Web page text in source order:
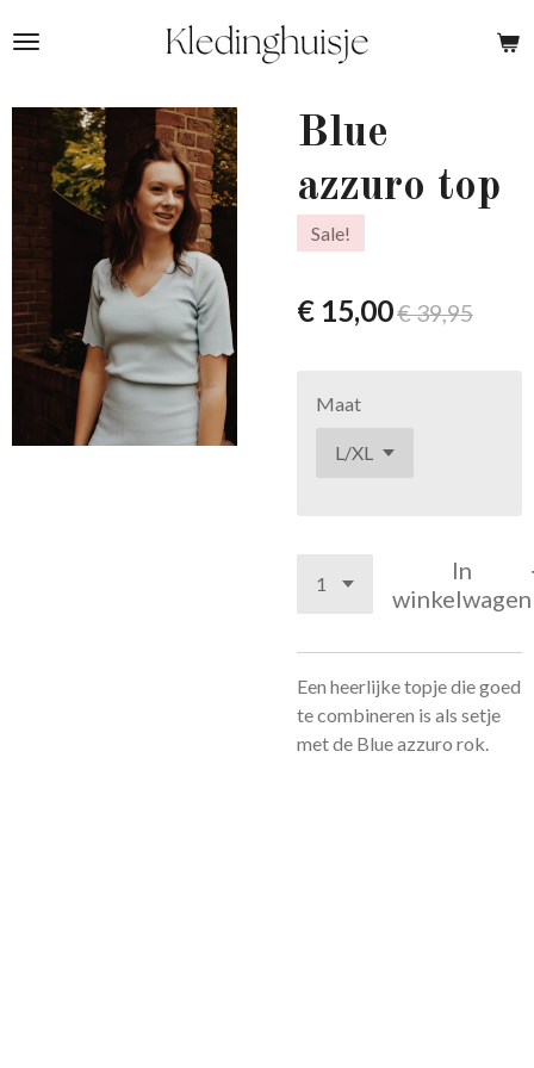
direct
de
hoofdinhoud
Blue
azzuro top
Sale!
€ 15,00€ 39,95
Maat
In
winkelwagen
Een heerlijke topje die goed
te combineren is als setje
met de Blue azzuro rok.